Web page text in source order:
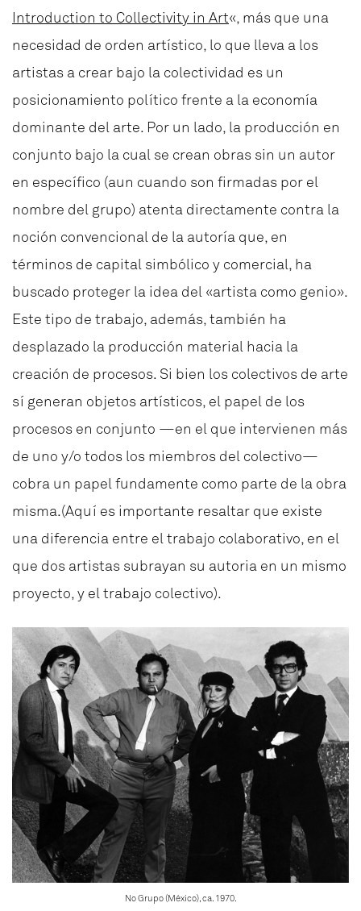
Introduction to Collectivity in Art«, más que una
necesidad de orden artístico, lo que lleva a los
artistas a crear bajo la colectividad es un
posicionamiento político frente a la economía
dominante del arte. Por un lado, la producción en
conjunto bajo la cual se crean obras sin un autor
en específico (aun cuando son firmadas por el
nombre del grupo) atenta directamente contra la
noción convencional de la autoría que, en
términos de capital simbólico y comercial, ha
buscado proteger la idea del «artista como genio».
Este tipo de trabajo, además, también ha
desplazado la producción material hacia la
creación de procesos. Si bien los colectivos de arte
sí generan objetos artísticos, el papel de los
procesos en conjunto —en el que intervienen más
de uno y/o todos los miembros del colectivo—
cobra un papel fundamente como parte de la obra
misma.(Aquí es importante resaltar que existe
una diferencia entre el trabajo colaborativo, en el
que dos artistas subrayan su autoria en un mismo
proyecto, y el trabajo colectivo).
No Grupo (México), ca. 1970.